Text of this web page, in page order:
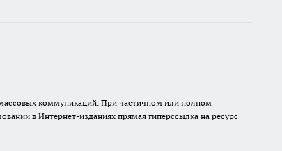
коммуникаций. При частичном или полном
в Интернет-изданиях прямая гиперссылка на ресурс